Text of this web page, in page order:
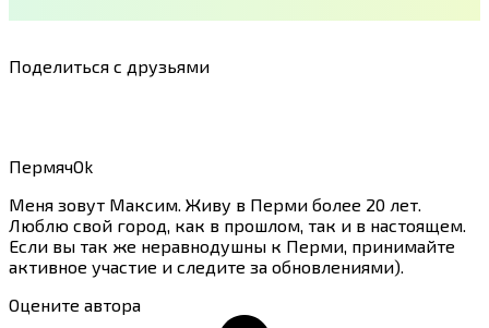
Поделиться с друзьями
ПермячOk
Меня зовут Максим. Живу в Перми более 20 лет.
Люблю свой город, как в прошлом, так и в настоящем.
Если вы так же неравнодушны к Перми, принимайте
активное участие и следите за обновлениями).
Оцените автора